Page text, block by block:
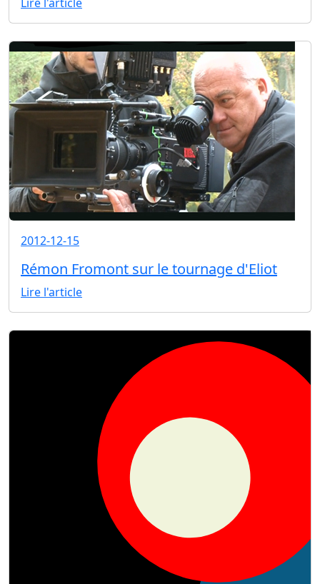
2012-12-15
Rémon Fromont sur le tournage d'Eliot
Lire l'article